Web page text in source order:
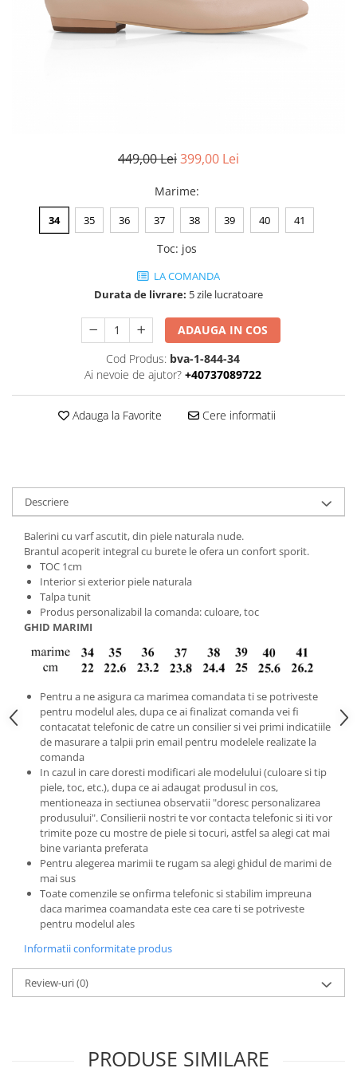
449,00 Lei399,00 Lei
Marime:
34 35 36 37 38 39 40 41
Toc: jos
LA COMANDA
Durata de livrare: 5 zile lucratoare
ADAUGA IN COS
Cod Produs: bva-1-844-34
Ai nevoie de ajutor? +40737089722
Adauga la Favorite Cere informatii
Descriere
Balerini cu varf ascutit, din piele naturala nude.
Brantul acoperit integral cu burete le ofera un confort sporit.
TOC 1cm
Interior si exterior piele naturala
Talpa tunit
Produs personalizabil la comanda: culoare, toc
GHID MARIMI
Pentru a ne asigura ca marimea comandata ti se potriveste
pentru modelul ales, dupa ce ai finalizat comanda vei fi
contacatat telefonic de catre un consilier si vei primi indicatiile
de masurare a talpii prin email pentru modelele realizate la
comanda
In cazul in care doresti modificari ale modelului (culoare si tip
piele, toc, etc.), dupa ce ai adaugat produsul in cos,
mentioneaza in sectiunea observatii "doresc personalizarea
produsului". Consilierii nostri te vor contacta telefonic si iti vor
trimite poze cu mostre de piele si tocuri, astfel sa alegi cat mai
bine varianta preferata
Pentru alegerea marimii te rugam sa alegi ghidul de marimi de
mai sus
Toate comenzile se onfirma telefonic si stabilim impreuna
daca marimea coamandata este cea care ti se potriveste
pentru modelul ales
Informatii conformitate produs
Review-uri(0)
PRODUSE SIMILARE